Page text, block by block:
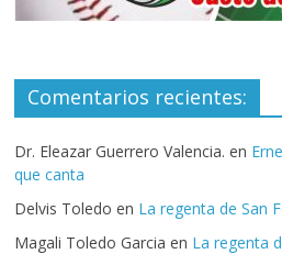
Comentarios recientes:
Dr. Eleazar Guerrero Valencia. en
que canta
Delvis Toledo en La regenta de San
Magali Toledo Garcia en La regenta